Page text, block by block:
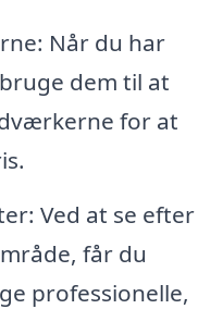
Når du har
dem til at
for at
Ved at se efter
får du
professionelle,